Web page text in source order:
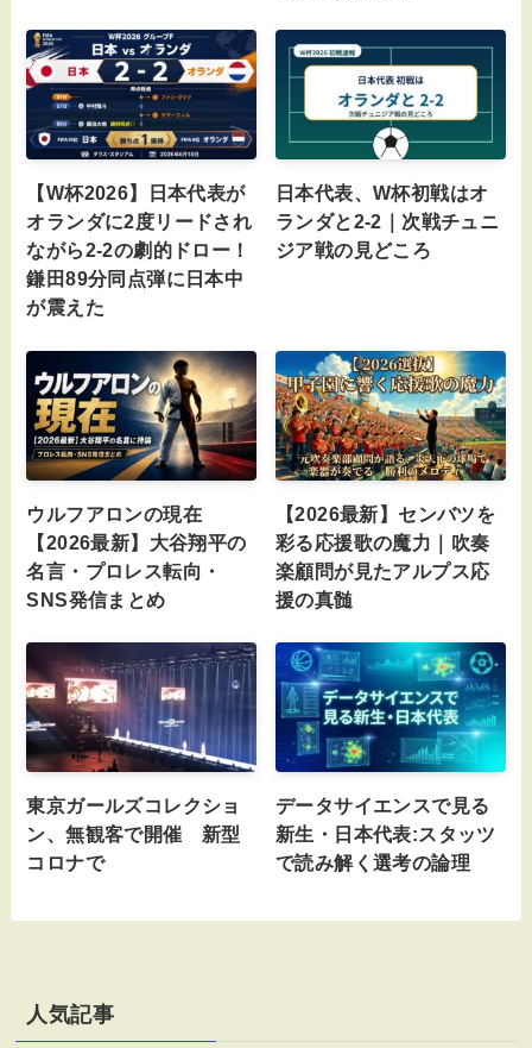
【W杯2026】日本代表が
オランダに2度リードされ
ながら2-2の劇的ドロー！
鎌田89分同点弾に日本中
が震えた
日本代表、W杯初戦はオ
ランダと2-2｜次戦チュニ
ジア戦の見どころ
ウルフアロンの現在
【2026最新】大谷翔平の
名言・プロレス転向・
SNS発信まとめ
【2026最新】センバツを
彩る応援歌の魔力｜吹奏
楽顧問が見たアルプス応
援の真髄
東京ガールズコレクショ
ン、無観客で開催 新型
コロナで
データサイエンスで見る
新生・日本代表:スタッツ
で読み解く選考の論理
人気記事